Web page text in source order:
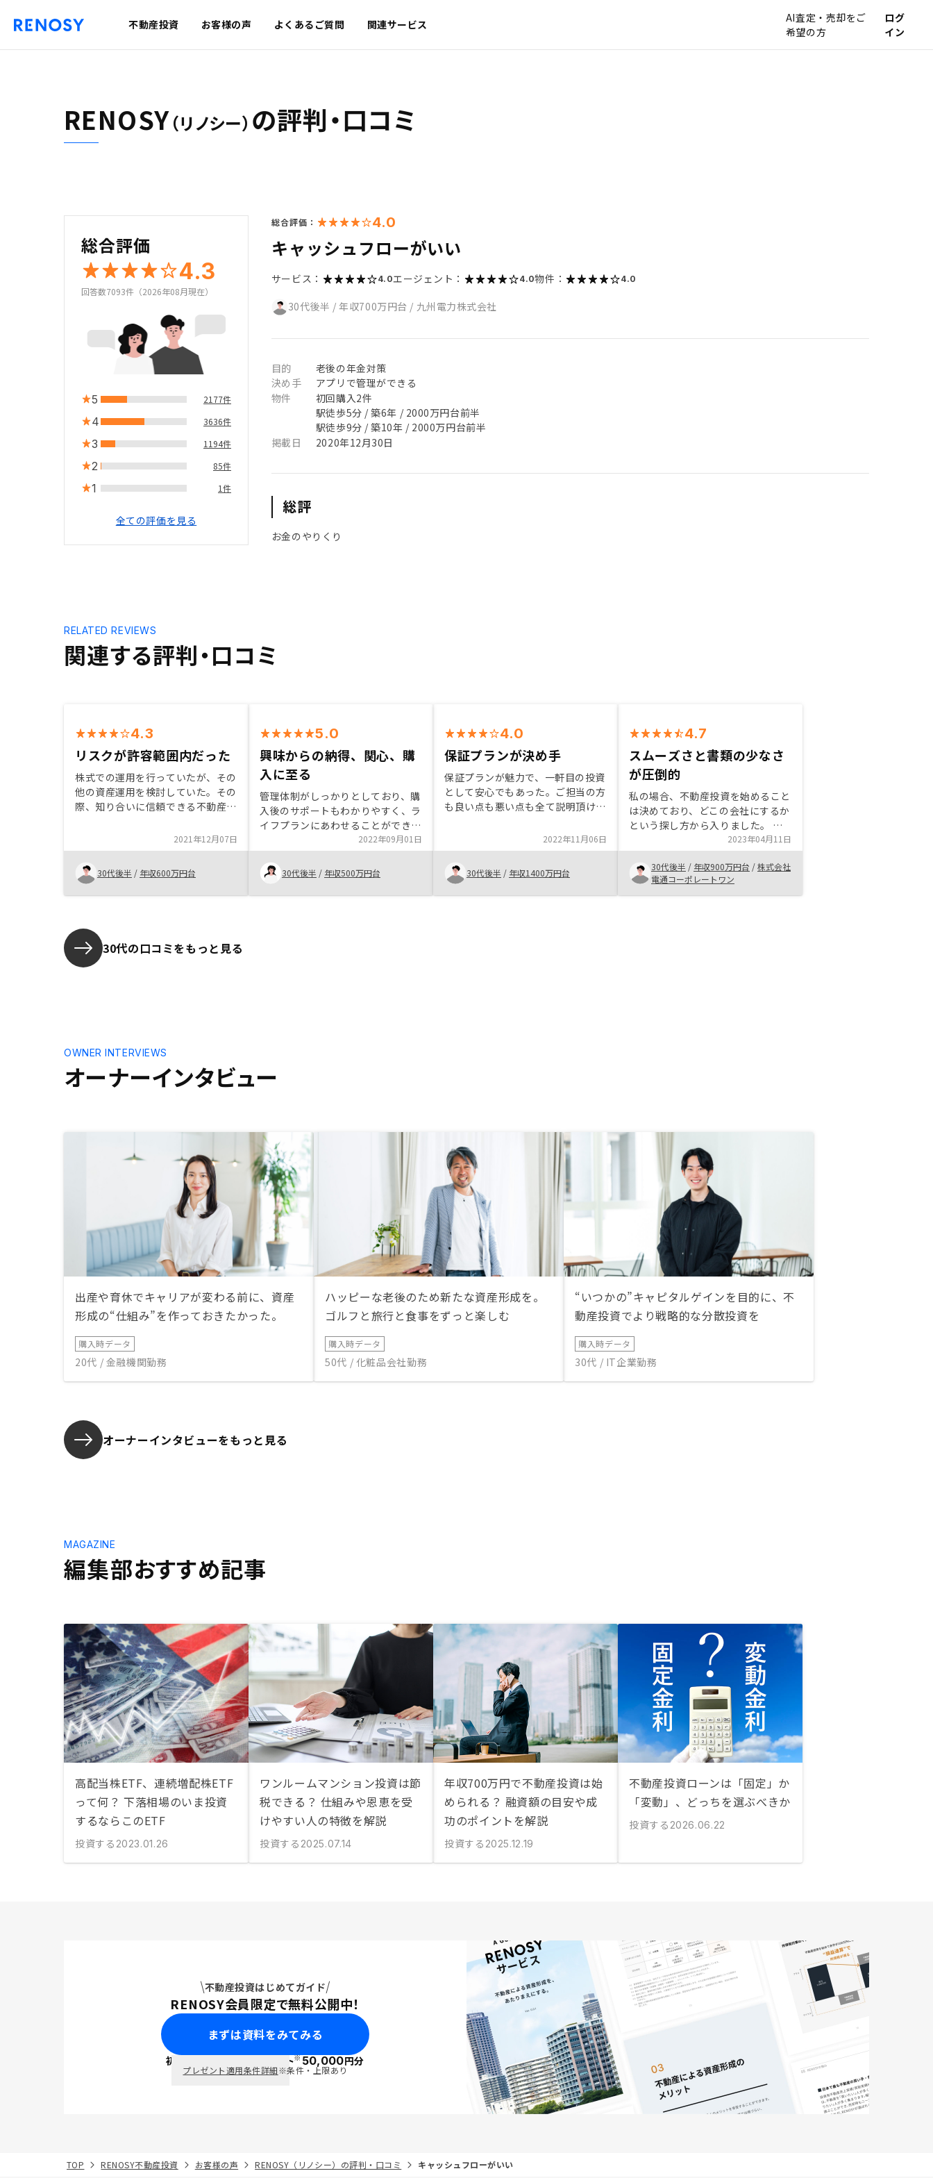
不動産投資 お客様の声 よくあるご質問 関連サービス
AI査定・売却をご
希望の方
ログ
イン
RENOSY（リノシー） の評判・口コミ
総合評価
4.3
回答数7093件（2026年08月現在）
5 2177件
4 3636件
3 1194件
2 85件
1 1件
全ての評価を見る
総合評価： 4.0
キャッシュフローがいい
サービス： 4.0エージェント： 4.0物件： 4.0
30代後半 /年収700万円台 / 九州電力株式会社
目的
老後の年金対策
決め手
アプリで管理ができる
物件
初回購入2件
駅徒歩5分 / 築6年 / 2000万円台前半
駅徒歩9分 / 築10年 / 2000万円台前半
掲載日
2020年12月30日
総評
お金のやりくり
関連する評判・口コミ
RELATED REVIEWS
4.3
リスクが許容範囲内だった
株式での運用を行っていたが、その
他の資産運用を検討していた。その
際、知り合いに信頼できる不動産営
面談を実施した。結果、担当に不動
産投資のメリット・デメリットも分
かりやすく説明していただき、リス
クも許容できる範囲内であったた
め、購入を決めた。
2021年12月07日
30代後半 / 年収600万円台
5.0
興味からの納得、関心、購
入に至る
管理体制がしっかりとしており、購
入後のサポートもわかりやすく、ラ
イフプランにあわせることができま
した。デメリットもしっかり理解
し、メリット要素が強くなったこと
で購入する決心となりました。今
後、ライフプランに左右されること
なく運用できそうです。
2022年09月01日
30代後半 / 年収500万円台
4.0
保証プランが決め手
保証プランが魅力で、一軒目の投資
として安心でもあった。ご担当の方
も良い点も悪い点も全て説明頂けた
手続きもスムーズで困ることなく契
約出来たと考えている。不動産投資
を始める前に感じていた不安が払拭
出来たことが大きい。
2022年11月06日
30代後半 / 年収1400万円台
4.7
スムーズさと書類の少なさ
が圧倒的
私の場合、不動産投資を始めること
は決めており、どこの会社にするか
という探し方から入りました。 事
前に色々調べて知識を持っていまし
たが、やはり不安はありましたの
で、真摯に話を聞いてくれて裏の少
なそうな担当者を探して4社ほど話
を聞きました。 決めたポイントの
2023年04月11日
30代後半 / 年収900万円台 /株式会社
電通コーポレートワン
30代の口コミをもっと見る
オーナーインタビュー
OWNER INTERVIEWS
出産や育休でキャリアが変わる前に、資産
形成の“仕組み”を作っておきたかった。
購入時データ
20代 / 金融機関勤務
ハッピーな老後のため新たな資産形成を。
ゴルフと旅行と食事をずっと楽しむ
購入時データ
50代 / 化粧品会社勤務
“いつかの”キャピタルゲインを目的に、不
動産投資でより戦略的な分散投資を
購入時データ
30代 / IT企業勤務
オーナーインタビューをもっと見る
編集部おすすめ記事
MAGAZINE
高配当株ETF、連続増配株ETF
って何？ 下落相場のいま投資
するならこのETF
投資する 2023.01.26
ワンルームマンション投資は節
税できる？ 仕組みや恩恵を受
けやすい人の特徴を解説
投資する 2025.07.14
年収700万円で不動産投資は始
められる？ 融資額の目安や成
功のポイントを解説
投資する 2025.12.19
不動産投資ローンは「固定」か
「変動」、どっちを選ぶべきか
投資する 2026.06.22
不動産投資はじめてガイド
RENOSY会員限定で無料公開中！
まずは資料をみてみる
初回面談で ポイント※50,000円分
プレゼント適用条件詳細※条件・上限あり
TOP RENOSY不動産投資 お客様の声 RENOSY（リノシー）の評判・口コミ キャッシュフローがいい